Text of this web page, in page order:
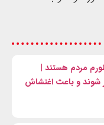
مردم هستند |
شوند و باعث اغتشاش